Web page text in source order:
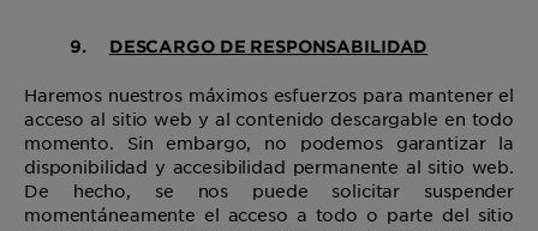
9. DESCARGO DE RESPONSABILIDAD
Haremos nuestros máximos esfuerzos para mantener el
acceso al sitio web y al contenido descargable en todo
momento. Sin embargo, no podemos garantizar la
disponibilidad y accesibilidad permanente al sitio web.
De hecho, se nos puede solicitar suspender
momentáneamente el acceso a todo o parte del sitio